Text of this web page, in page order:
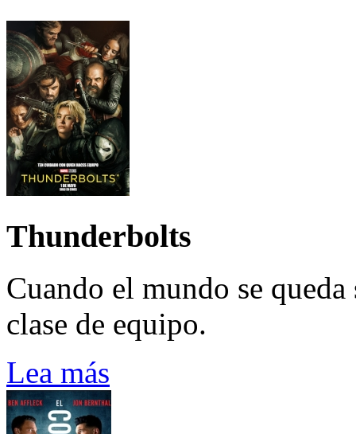
Thunderbolts
Cuando el mundo se
clase de equipo.
Lea más